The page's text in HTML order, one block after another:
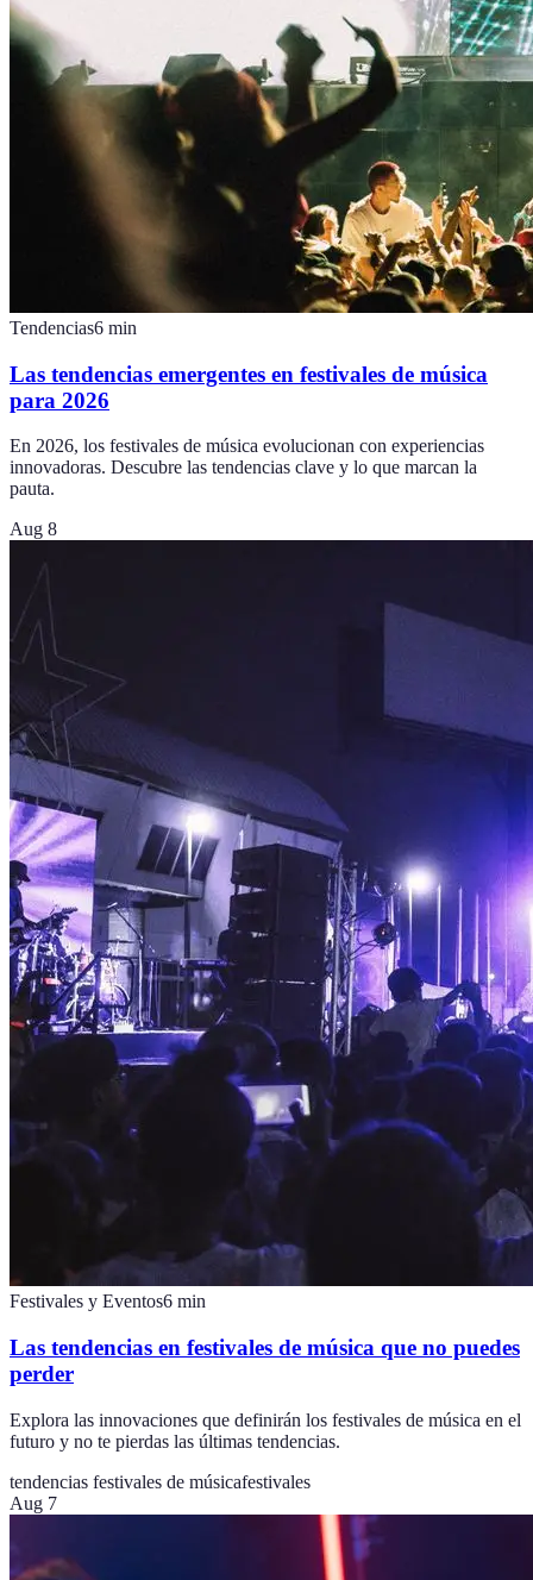
Tendencias6 min
Las tendencias emergentes en festivales de música
para 2026
En 2026, los festivales de música evolucionan con experiencias
innovadoras. Descubre las tendencias clave y lo que marcan la
pauta.
Aug 8
Festivales y Eventos6 min
Las tendencias en festivales de música que no puedes
perder
Explora las innovaciones que definirán los festivales de música en el
futuro y no te pierdas las últimas tendencias.
tendencias festivales de músicafestivales
Aug 7